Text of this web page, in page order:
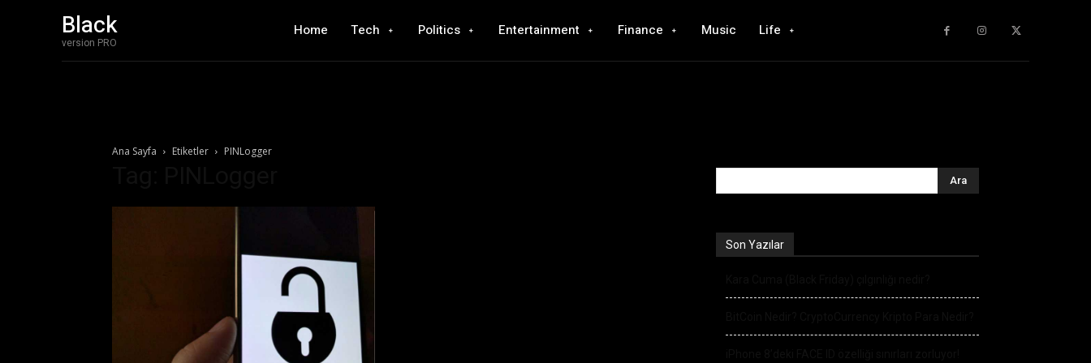
Black
version PRO
Home Tech Politics Entertainment Finance Music Life
Ana Sayfa Etiketler PINLogger
Son Yazılar